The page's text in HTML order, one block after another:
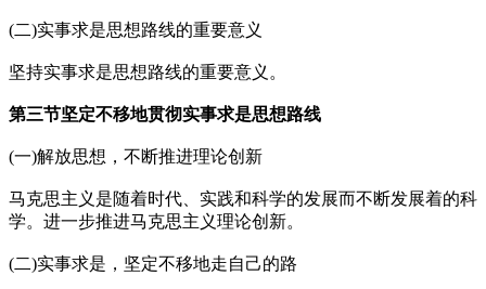
(二)实事求是思想路线的重要意义
坚持实事求是思想路线的重要意义。
第三节坚定不移地贯彻实事求是思想路线
(一)解放思想，不断推进理论创新
马克思主义是随着时代、实践和科学的发展而不断发展着的科
学。进一步推进马克思主义理论创新。
(二)实事求是，坚定不移地走自己的路